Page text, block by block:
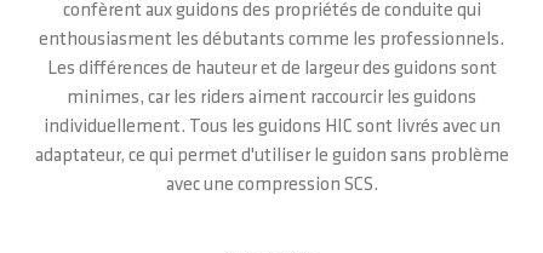
confèrent aux guidons des propriétés de conduite qui
enthousiasment les débutants comme les professionnels.
Les différences de hauteur et de largeur des guidons sont
minimes, car les riders aiment raccourcir les guidons
individuellement. Tous les guidons HIC sont livrés avec un
adaptateur, ce qui permet d'utiliser le guidon sans problème
avec une compression SCS.